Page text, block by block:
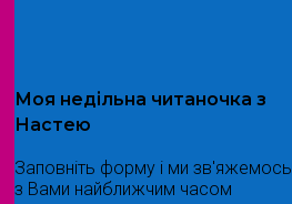
Моя недільна читаночка з
Настею
Заповніть форму і ми зв'яжемось
з Вами найближчим часом